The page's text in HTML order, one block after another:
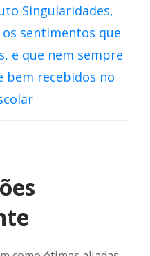
Singularidades,
sentimentos que
e que nem sempre
bem recebidos no